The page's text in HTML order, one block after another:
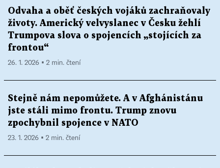
Odvaha a oběť českých vojáků zachraňovaly
životy. Americký velvyslanec v Česku žehlí
Trumpova slova o spojencích „stojících za
frontou“
26. 1. 2026 ▪ 2 min. čtení
Stejně nám nepomůžete. A v Afghánistánu
jste stáli mimo frontu. Trump znovu
zpochybnil spojence v NATO
23. 1. 2026 ▪ 2 min. čtení